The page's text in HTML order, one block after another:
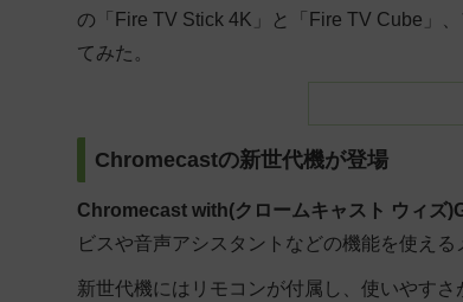
の「Fire TV Stick 4K」と「Fire TV Cube」
てみた。
Chromecastの新世代機が登場
Chromecast with(クロームキャスト ウィズ
ビスや音声アシスタントなどの機能を使える
新世代機にはリモコンが付属し、使いやすさ